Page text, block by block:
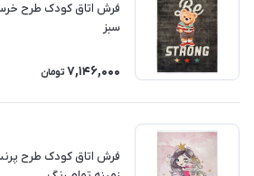
سبز
7,146,000 تومان